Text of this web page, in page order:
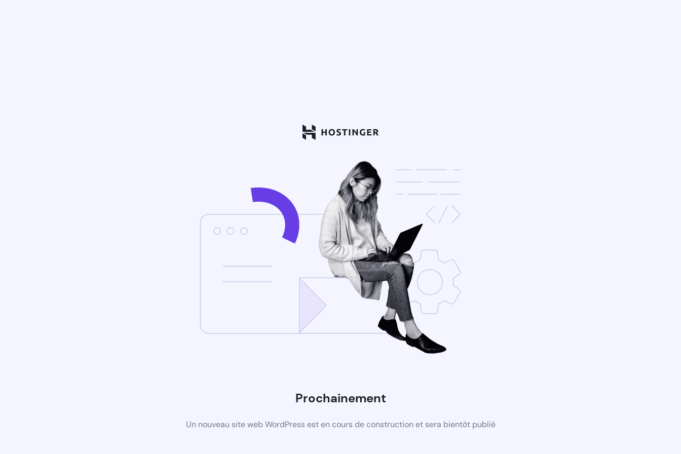
Prochainement
Un nouveau site web WordPress est en cours de construction et sera bientôt publié